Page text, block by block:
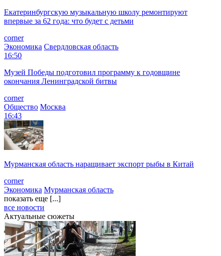
Екатеринбургскую музыкальную школу ремонтируют
впервые за 62 года: что будет с детьми
corner
Экономика Свердловская область
16:50
Музей Победы подготовил программу к годовщине
окончания Ленинградской битвы
corner
Общество Москва
16:43
Мурманская область наращивает экспорт рыбы в Китай
corner
Экономика Мурманская область
показать еще [...]
все новости
Актуальные сюжеты